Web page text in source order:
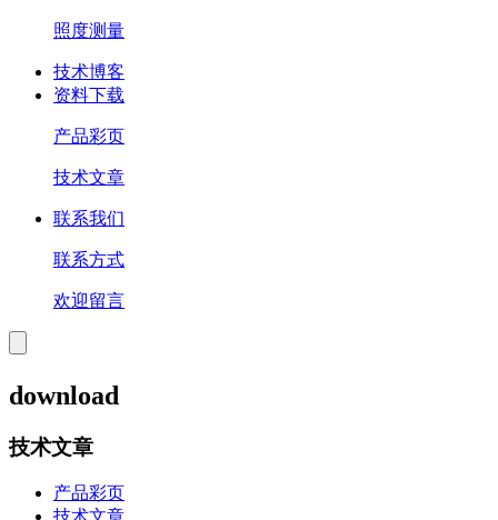
照度测量
技术博客
资料下载
产品彩页
技术文章
联系我们
联系方式
欢迎留言
download
技术文章
产品彩页